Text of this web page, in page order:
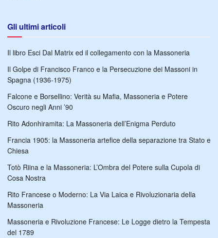
Gli ultimi articoli
Il libro Esci Dal Matrix ed il collegamento con la Massoneria
Il Golpe di Francisco Franco e la Persecuzione dei Massoni in
Spagna (1936-1975)
Falcone e Borsellino: Verità su Mafia, Massoneria e Potere
Oscuro negli Anni ’90
Rito Adonhiramita: La Massoneria dell’Enigma Perduto
Francia 1905: la Massoneria artefice della separazione tra Stato e
Chiesa
Totò Riina e la Massoneria: L’Ombra del Potere sulla Cupola di
Cosa Nostra
Rito Francese o Moderno: La Via Laica e Rivoluzionaria della
Massoneria
Massoneria e Rivoluzione Francese: Le Logge dietro la Tempesta
del 1789